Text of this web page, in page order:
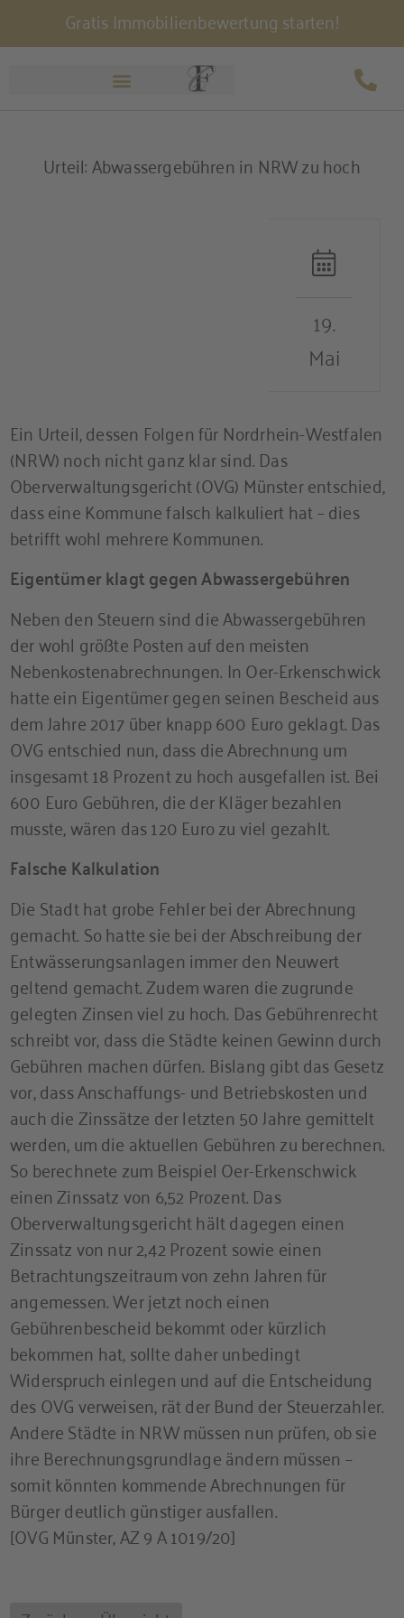
Gratis Immobilienbewertung starten!
Urteil: Abwassergebühren in NRW zu hoch
19.
Mai
Ein Urteil, dessen Folgen für Nordrhein-Westfalen
(NRW) noch nicht ganz klar sind. Das
Oberverwaltungsgericht (OVG) Münster entschied,
dass eine Kommune falsch kalkuliert hat – dies
betrifft wohl mehrere Kommunen.
Eigentümer klagt gegen Abwassergebühren
Neben den Steuern sind die Abwassergebühren
der wohl größte Posten auf den meisten
Nebenkostenabrechnungen. In Oer-Erkenschwick
hatte ein Eigentümer gegen seinen Bescheid aus
dem Jahre 2017 über knapp 600 Euro geklagt. Das
OVG entschied nun, dass die Abrechnung um
insgesamt 18 Prozent zu hoch ausgefallen ist. Bei
600 Euro Gebühren, die der Kläger bezahlen
musste, wären das 120 Euro zu viel gezahlt.
Falsche Kalkulation
Die Stadt hat grobe Fehler bei der Abrechnung
gemacht. So hatte sie bei der Abschreibung der
Entwässerungsanlagen immer den Neuwert
geltend gemacht. Zudem waren die zugrunde
gelegten Zinsen viel zu hoch. Das Gebührenrecht
schreibt vor, dass die Städte keinen Gewinn durch
Gebühren machen dürfen. Bislang gibt das Gesetz
vor, dass Anschaffungs- und Betriebskosten und
auch die Zinssätze der letzten 50 Jahre gemittelt
werden, um die aktuellen Gebühren zu berechnen.
So berechnete zum Beispiel Oer-Erkenschwick
einen Zinssatz von 6,52 Prozent. Das
Oberverwaltungsgericht hält dagegen einen
Zinssatz von nur 2,42 Prozent sowie einen
Betrachtungszeitraum von zehn Jahren für
angemessen. Wer jetzt noch einen
Gebührenbescheid bekommt oder kürzlich
bekommen hat, sollte daher unbedingt
Widerspruch einlegen und auf die Entscheidung
des OVG verweisen, rät der Bund der Steuerzahler.
Andere Städte in NRW müssen nun prüfen, ob sie
ihre Berechnungsgrundlage ändern müssen –
somit könnten kommende Abrechnungen für
Bürger deutlich günstiger ausfallen.
[OVG Münster, AZ 9 A 1019/20]